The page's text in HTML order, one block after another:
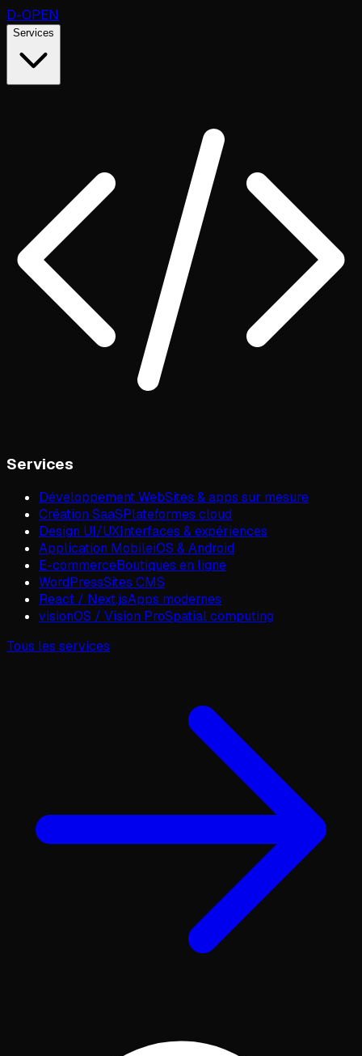
D-OPEN
Services
Services
Développement WebSites & apps sur mesure
Création SaaSPlateformes cloud
Design UI/UXInterfaces & expériences
Application MobileiOS & Android
E-commerceBoutiques en ligne
WordPressSites CMS
React / Next.jsApps modernes
visionOS / Vision ProSpatial computing
Tous les services